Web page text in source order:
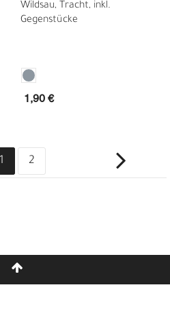
Wildsau, Tracht, inkl.
Gegenstücke
1,90 €
1 2